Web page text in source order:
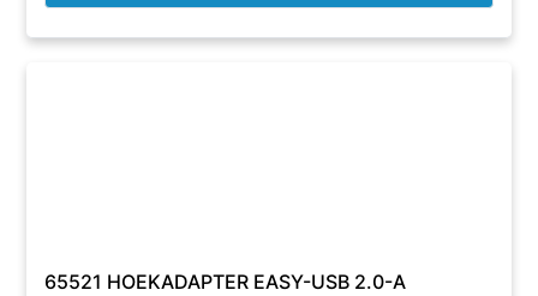
65521 HOEKADAPTER EASY-USB 2.0-A